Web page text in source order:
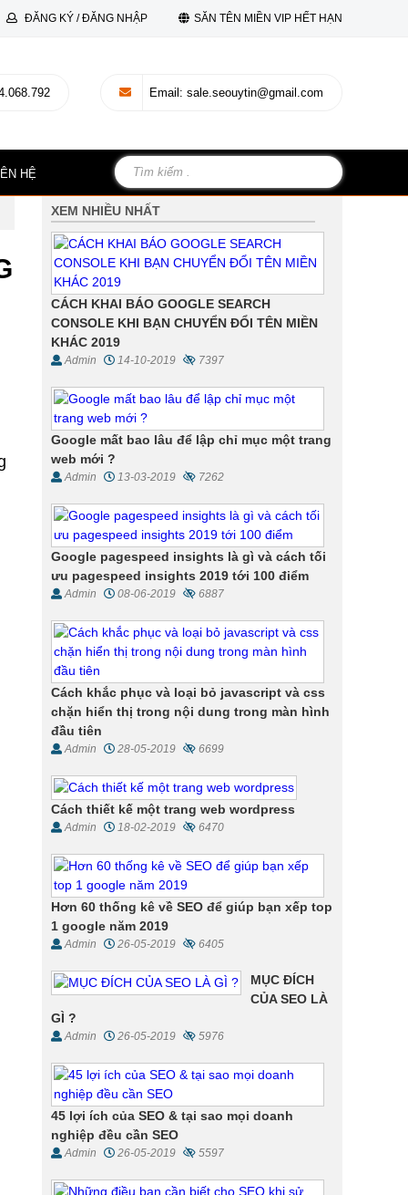
XEM NHIỀU NHẤT
CÁCH KHAI BÁO GOOGLE SEARCH
CONSOLE KHI BẠN CHUYỂN ĐỔI TÊN MIỀN
KHÁC 2019
Admin 14-10-2019 7397
Google mất bao lâu để lập chỉ mục một trang
web mới ?
Admin 13-03-2019 7262
Google pagespeed insights là gì và cách tối
ưu pagespeed insights 2019 tới 100 điểm
Admin 08-06-2019 6887
Cách khắc phục và loại bỏ javascript và css
chặn hiển thị trong nội dung trong màn hình
đầu tiên
Admin 28-05-2019 6699
Cách thiết kế một trang web wordpress
Admin 18-02-2019 6470
Hơn 60 thống kê về SEO để giúp bạn xếp top
1 google năm 2019
Admin 26-05-2019 6405
MỤC ĐÍCH
CỦA SEO LÀ
GÌ ?
Admin 26-05-2019 5976
45 lợi ích của SEO & tại sao mọi doanh
nghiệp đều cần SEO
Admin 26-05-2019 5597
ĐĂNG KÝ / ĐĂNG NHẬP SĂN TÊN MIỀN VIP HẾT HẠN
Email : sale.seouytin@gmail.com
HỆ